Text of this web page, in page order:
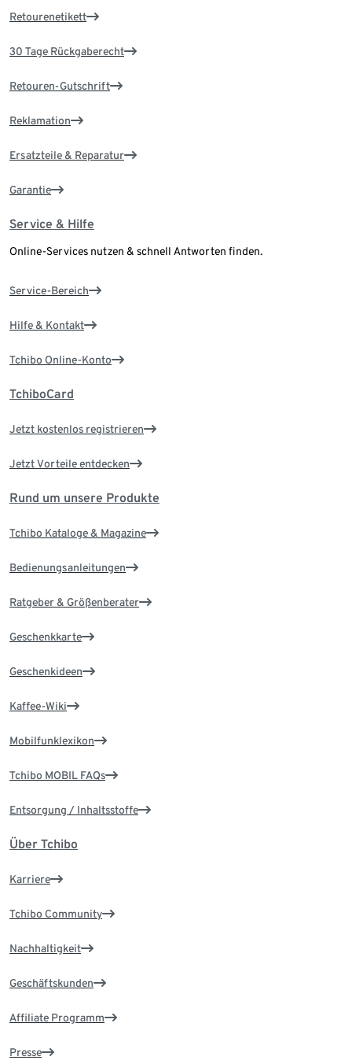
Retourenetikett
30 Tage Rückgaberecht
Retouren-Gutschrift
Reklamation
Ersatzteile & Reparatur
Garantie
Service & Hilfe
Online-Services nutzen & schnell Antworten finden.
Service-Bereich
Hilfe & Kontakt
Tchibo Online-Konto
TchiboCard
Jetzt kostenlos registrieren
Jetzt Vorteile entdecken
Rund um unsere Produkte
Tchibo Kataloge & Magazine
Bedienungsanleitungen
Ratgeber & Größenberater
Geschenkkarte
Geschenkideen
Kaffee-Wiki
Mobilfunklexikon
Tchibo MOBIL FAQs
Entsorgung / Inhaltsstoffe
Über Tchibo
Karriere
Tchibo Community
Nachhaltigkeit
Geschäftskunden
Affiliate Programm
Presse